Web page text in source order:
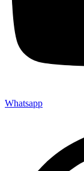
Whatsapp